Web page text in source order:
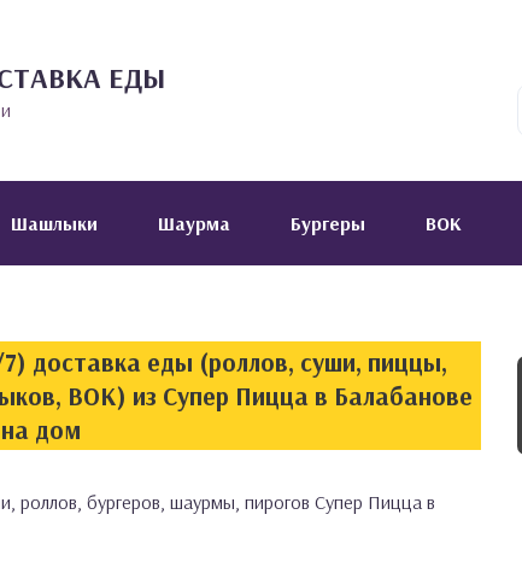
ЕДЫ
Шашлыки Шаурма Бургеры ВОК
доставка еды (роллов, суши, пиццы,
ВОК) из Супер Пицца в Балабанове
на дом
роллов, бургеров, шаурмы, пирогов Супер Пицца в